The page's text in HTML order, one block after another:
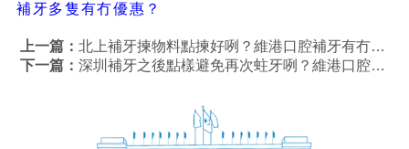
補牙多隻有冇優惠？
上一篇：北上補牙揀物料點揀好咧？維港口腔補牙有冇更大著數？
下一篇：深圳補牙之後點樣避免再次蛀牙咧？維港口腔補牙有冇discount？